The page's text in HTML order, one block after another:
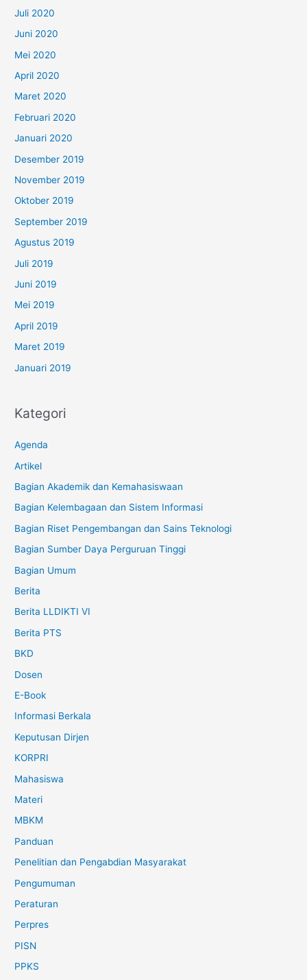
Juli 2020
Juni 2020
Mei 2020
April 2020
Maret 2020
Februari 2020
Januari 2020
Desember 2019
November 2019
Oktober 2019
September 2019
Agustus 2019
Juli 2019
Juni 2019
Mei 2019
April 2019
Maret 2019
Januari 2019
Kategori
Agenda
Artikel
Bagian Akademik dan Kemahasiswaan
Bagian Kelembagaan dan Sistem Informasi
Bagian Riset Pengembangan dan Sains Teknologi
Bagian Sumber Daya Perguruan Tinggi
Bagian Umum
Berita
Berita LLDIKTI VI
Berita PTS
BKD
Dosen
E-Book
Informasi Berkala
Keputusan Dirjen
KORPRI
Mahasiswa
Materi
MBKM
Panduan
Penelitian dan Pengabdian Masyarakat
Pengumuman
Peraturan
Perpres
PISN
PPKS